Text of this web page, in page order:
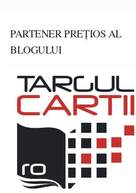
PARTENER PREȚIOS AL
BLOGULUI